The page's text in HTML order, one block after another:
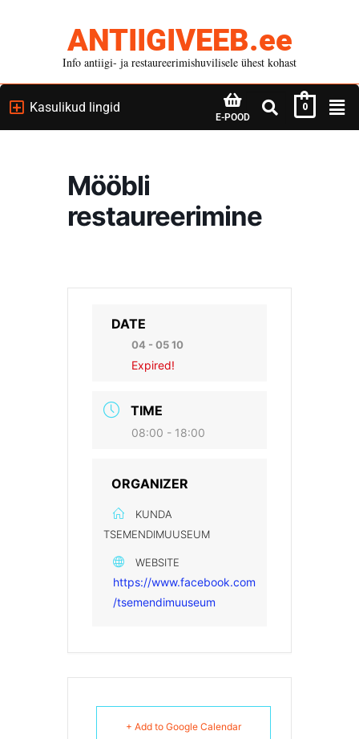
ANTIIGIVEEB.ee
Info antiigi- ja restaureerimishuvilisele ühest kohast
Kasulikud lingid
E-POOD
0
Mööbli
restaureerimine
DATE
04 - 05 10
Expired!
TIME
08:00 - 18:00
ORGANIZER
KUNDA
TSEMENDIMUUSEUM
WEBSITE
https://www.facebook.com
/tsemendimuuseum
+ Add to Google Calendar